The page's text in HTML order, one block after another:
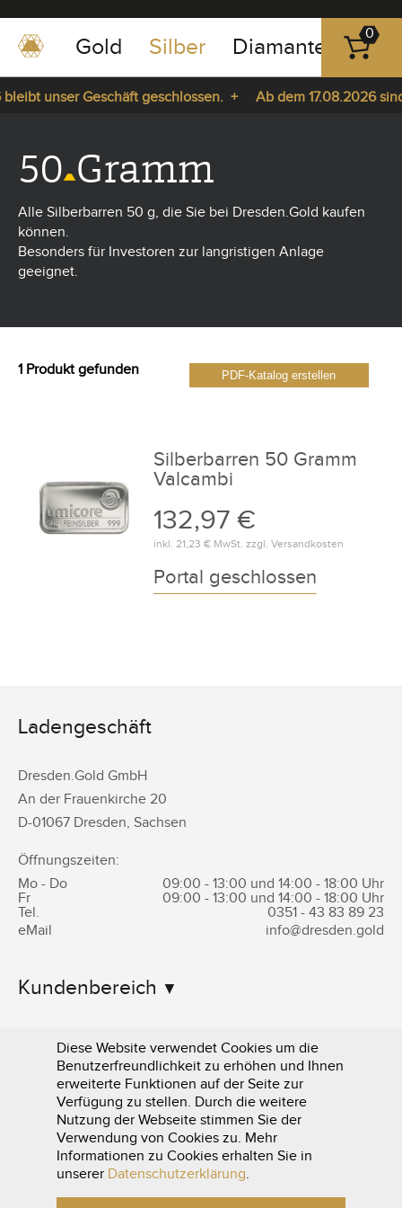
0351
-
43
Gold Silber Diamanten
0
unser Geschäft geschlossen. +
Ab dem 17.08.2026
50 Gramm
Alle Silberbarren 50 g, die Sie bei Dresden.Gold kaufen
können.
Besonders für Investoren zur langristigen Anlage
geeignet.
PDF-Katalog erstellen
1 Produkt gefunden
Silberbarren 50 Gramm
Valcambi
132,97 €
inkl. 21,23 €MwSt. zzgl. Versandkosten
Portal geschlossen
Ladengeschäft
Dresden.Gold GmbH
An der Frauenkirche 20
D-01067 Dresden, Sachsen
Öffnungszeiten:
Mo - Do
09:00 - 13:00 und 14:00 - 18:00 Uhr
Fr
09:00 - 13:00 und 14:00 - 18:00 Uhr
Tel.
0351 - 43 83 89 23
eMail
info@dresden.gold
Kundenbereich
Informationen
0351 - 43 83 89 23
Diese Website verwendet Cookies um die
Benutzerfreundlichkeit zu erhöhen und Ihnen
erweiterte Funktionen auf der Seite zur
Verfügung zu stellen. Durch die weitere
Nutzung der Webseite stimmen Sie der
Verwendung von Cookies zu. Mehr
Informationen zu Cookies erhalten Sie in
unserer Datenschutzerklärung.